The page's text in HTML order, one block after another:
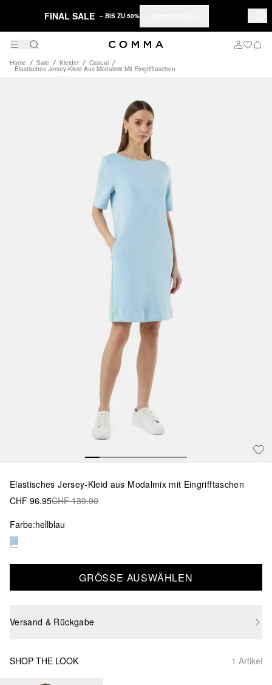
FINAL SALE – BIS ZU 50%
Home Sale Kleider Casual
Elastisches Jersey-Kleid Aus Modalmix Mit Eingrifftaschen
Elastisches Jersey-Kleid aus Modalmix mit Eingrifftaschen
CHF 96.95CHF 139.90
Farbe:hellblau
GRÖSSE AUSWÄHLEN
Versand & Rückgabe
SHOP THE LOOK 1 Artikel